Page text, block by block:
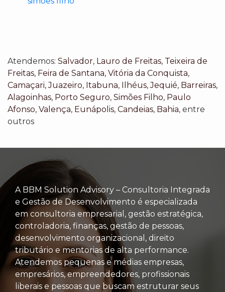
Atendemos: Salvador, Lauro de Freitas, Teixeira de
Freitas, Feira de Santana, Vitória da Conquista,
Camaçari,Juazeiro, Itabuna, Ilhéus,Jequié, Barreiras,
Alagoinhas, Porto Seguro, Simões Filho, Paulo
Afonso, Valença, Eunápolis, Candeias, Bahia, entre
outros
A BBM Solution Advisory – Consultoria Integrada
e Gestão de Desenvolvimento é especializada
em consultoria empresarial, gestão estratégica,
controladoria, finanças, gestão de pessoas,
desenvolvimento organizacional, direito
tributário e mentorias de alta performance.
Atendemos pequenas e médias empresas,
empresários, empreendedores, profissionais
liberais e pessoas que buscam estruturar seus